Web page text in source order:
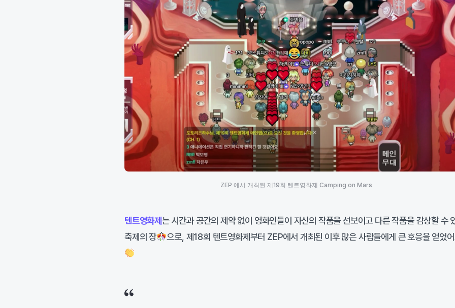
ZEP 에서 개최된 제19회 텐트영화제 Camping on Mars
텐트영화제는 시간과 공간의 제약 없이 영화인들이 자신의 작품을 선보이고 다른 작품을 감상할 수
축제의 장
으로, 제18회 텐트영화제부터 ZEP에서 개최된 이후 많은 사람들에게 큰 호응을 얻었